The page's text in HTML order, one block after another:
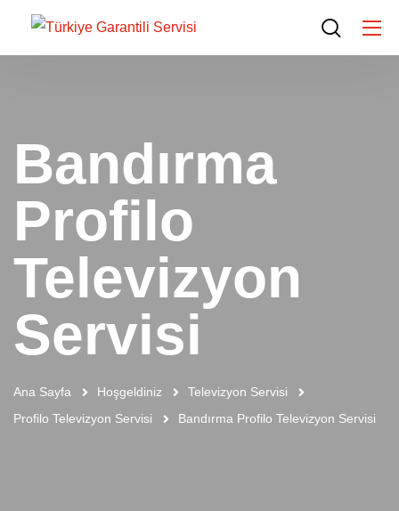
Bandırma
Profilo
Televizyon
Servisi
Ana Sayfa Hoşgeldiniz
Televizyon Servisi
Profilo Televizyon Servisi
Bandırma Profilo Televizyon Servisi